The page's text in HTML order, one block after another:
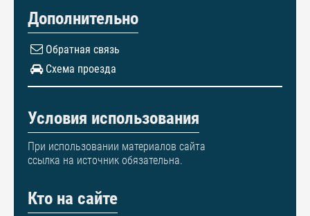
Дополнительно
Обратная связь
Схема проезда
Условия использования
При использовании материалов сайта
ссылка на источник обязательна.
Кто на сайте